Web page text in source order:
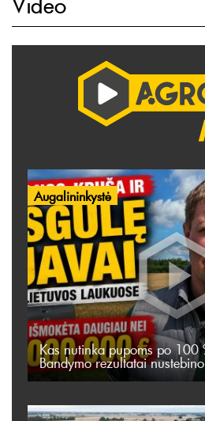
Augalininkystė
Kas nutinka pupoms po 100
Bandymo rezultatai